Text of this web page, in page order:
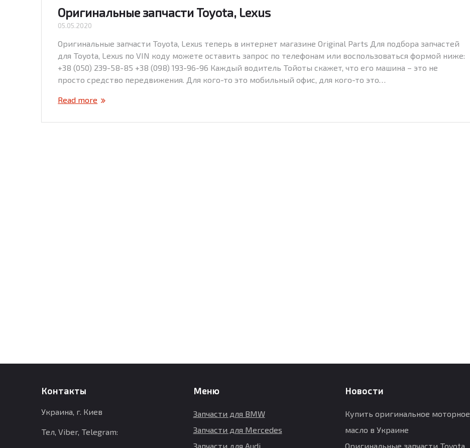
Оригинальные запчасти Toyota, Lexus
05.05.2020
Оригинальные запчасти Toyota, Lexus теперь в интернет магазине Original Parts Для подбора запчастей
для Toyota, Lexus по VIN коду можете оставить запрос по телефонам или воспользоваться формой ниже:
+38 (050) 239-58-85 +38 (098) 193-96-96 Каждый водитель Тойоты скажет, что его машина – это не
просто средство передвижения. Для кого-то это мобильный офис, для кого-то это…
Read more
Контакты
Украина, г. Киев
Тел, Viber, Telegram:
Меню
Запчасти для BMW
Запчасти для Mercedes
Запчасти для Audi
Новости
Купить оригинальное моторное
масло в Украине
Оригинальные запчасти Toyota,